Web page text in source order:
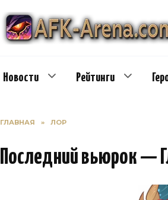
Новости Рейтинги
ГЛАВНАЯ » ЛОР
Последний вьюрок —